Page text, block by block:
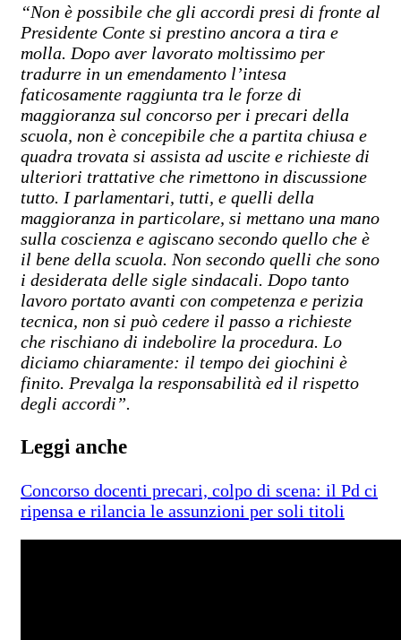
“Non è possibile che gli accordi presi di fronte al
Presidente Conte si prestino ancora a tira e
molla. Dopo aver lavorato moltissimo per
tradurre in un emendamento l’intesa
faticosamente raggiunta tra le forze di
maggioranza sul concorso per i precari della
scuola, non è concepibile che a partita chiusa e
quadra trovata si assista ad uscite e richieste di
ulteriori trattative che rimettono in discussione
tutto. I parlamentari, tutti, e quelli della
maggioranza in particolare, si mettano una mano
sulla coscienza e agiscano secondo quello che è
il bene della scuola. Non secondo quelli che sono
i desiderata delle sigle sindacali. Dopo tanto
lavoro portato avanti con competenza e perizia
tecnica, non si può cedere il passo a richieste
che rischiano di indebolire la procedura. Lo
diciamo chiaramente: il tempo dei giochini è
finito. Prevalga la responsabilità ed il rispetto
degli accordi”.
Leggi anche
Concorso docenti precari, colpo di scena: il Pd ci
ripensa e rilancia le assunzioni per soli titoli